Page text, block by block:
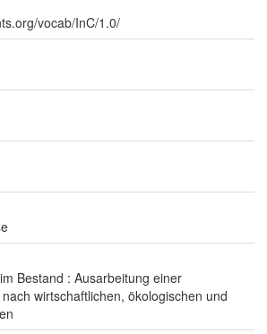
vocab/InC/1.0/
Bestand : Ausarbeitung einer
wirtschaftlichen, ökologischen und